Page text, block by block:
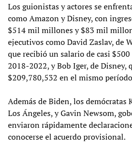
Los guionistas y actores se
como Amazon y Disney, con
$514 mil millones y $83 mil
ejecutivos como David Zaslav, de
que recibió un salario de casi
2018-2022, y Bob Iger, de Disney,
$209,780,532 en el mismo
Además de Biden, los demócratas
Los Ángeles, y Gavin Newsom,
enviaron rápidamente
conocerse el acuerdo provisional.